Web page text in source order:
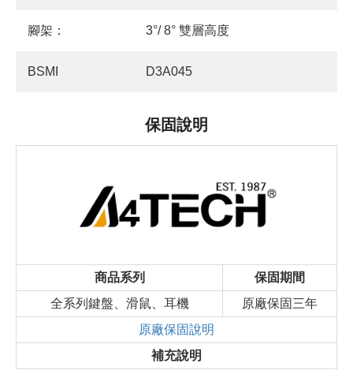
腳架： 3°/ 8° 雙層高度
BSMI D3A045
保固說明
商品系列
保固期間
全系列鍵盤、滑鼠、耳機
原廠保固三年
原廠保固說明
補充說明